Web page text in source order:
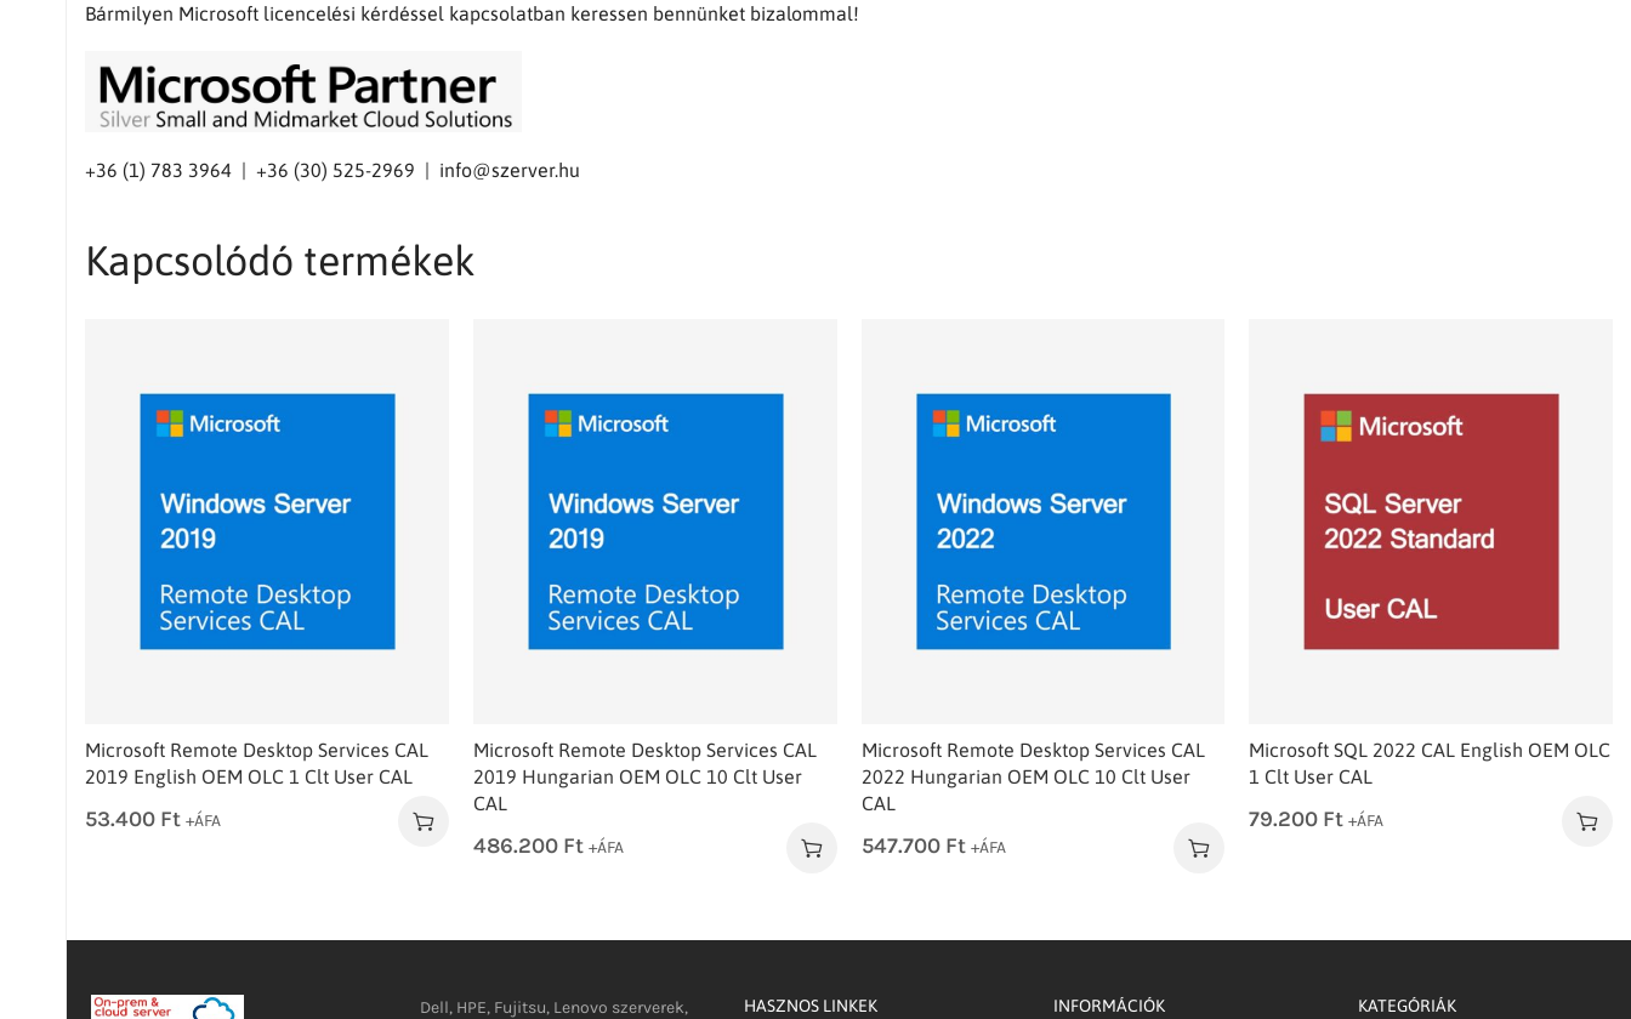
Bármilyen Microsoft licencelési kérdéssel kapcsolatban keressen bennünket bizalommal!
+36 (1) 783 3964 | +36 (30) 525-2969 | info@szerver.hu
Kapcsolódó termékek
Microsoft Remote Desktop Services CAL
2019 English OEM OLC 1 Clt User CAL
53.400 Ft +ÁFA
Microsoft Remote Desktop Services CAL
2019 Hungarian OEM OLC 10 Clt User
CAL
486.200 Ft +ÁFA
Microsoft Remote Desktop Services CAL
2022 Hungarian OEM OLC 10 Clt User
CAL
547.700 Ft +ÁFA
Microsoft SQL 2022 CAL English OEM OLC
1 Clt User CAL
79.200 Ft +ÁFA
Dell, HPE, Fujitsu, Lenovo szerverek, HASZNOS LINKEK INFORMÁCIÓK KATEGÓRIÁK